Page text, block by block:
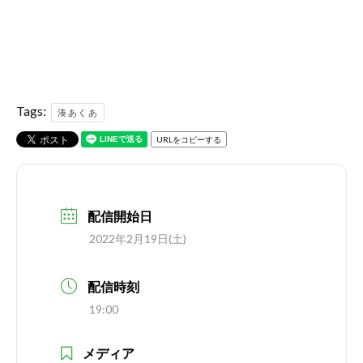
Tags: 湊あくあ
URLをコピーする
配信開始日
2022年2月19日(土)
配信時刻
19:00
メディア